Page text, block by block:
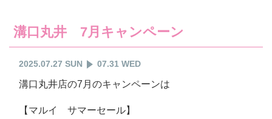
溝口丸井 7月キャンペーン
2025.07.27 SUN 07.31 WED
溝口丸井店の7月のキャンペーンは
【マルイ サマーセール】